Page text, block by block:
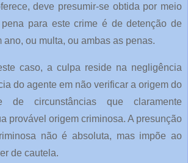
deve presumir-se obtida por meio
pena para este crime é de detenção de
ano, ou multa, ou ambas as penas.
caso, a culpa reside na negligência
do agente em não verificar a origem do
de circunstâncias que claramente
provável origem criminosa. A presunção
não é absoluta, mas impõe ao
de cautela.